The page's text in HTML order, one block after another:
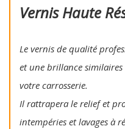
Vernis Haute
Le vernis de qualité
et une brillance
votre carrosserie.
Il rattrapera le relief et
intempéries et lavages à